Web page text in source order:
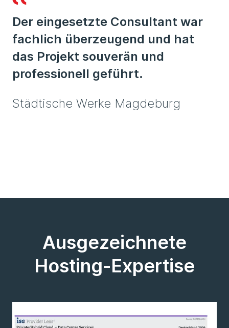
Der eingesetzte Consultant war
fachlich überzeugend und hat
das Projekt souverän und
professionell geführt.
Städtische Werke Magdeburg
Ausgezeichnete
Hosting-Expertise